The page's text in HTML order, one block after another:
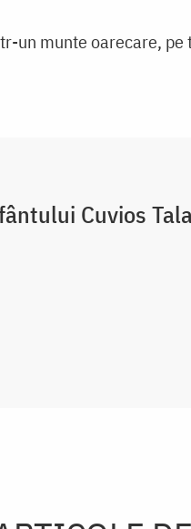
un munte oarecare,
Cuvios